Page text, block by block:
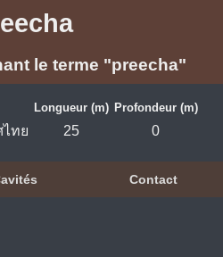
le terme "preecha"
Longueur (m) Profondeur (m)
ไทย 25 0
Contact